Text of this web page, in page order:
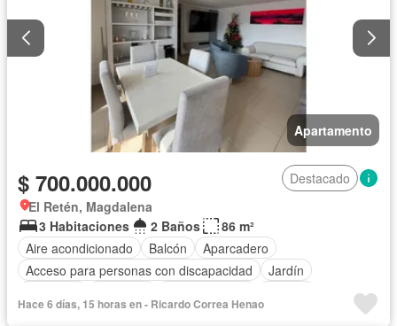
Apartamento
$ 700.000.000
Destacado
El Retén, Magdalena
3 Habitaciones
2 Baños
86 m²
Aire acondicionado
Balcón
Aparcadero
Acceso para personas con discapacidad
Jardín
Ascensor
Gas natural
Vista panorámica
Hace 6 días, 15 horas en - Ricardo Correa Henao